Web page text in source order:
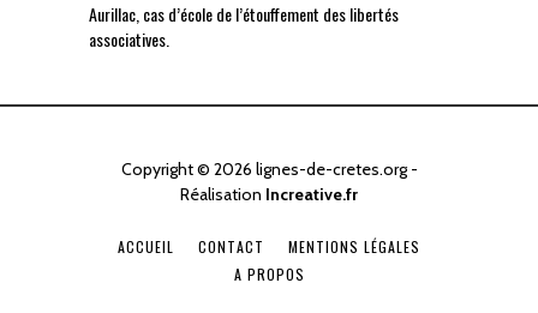
Aurillac, cas d’école de l’étouffement des libertés
associatives.
Copyright © 2026 lignes-de-cretes.org -
Réalisation Increative.fr
ACCUEIL CONTACT
MENTIONS LÉGALES
A PROPOS